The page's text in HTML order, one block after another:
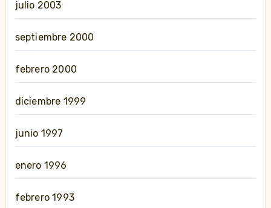
julio 2003
septiembre 2000
febrero 2000
diciembre 1999
junio 1997
enero 1996
febrero 1993